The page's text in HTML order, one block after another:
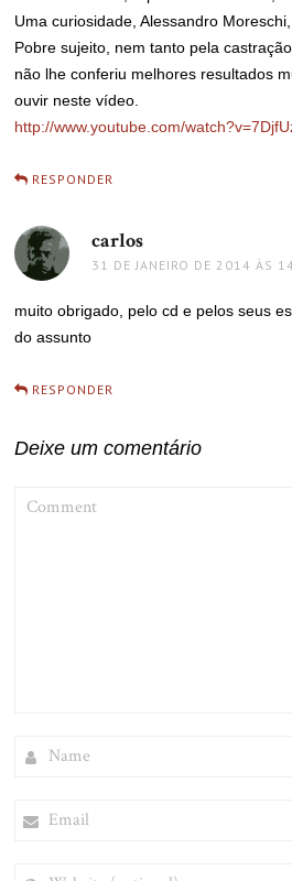
Uma curiosidade, Alessandro
Pobre sujeito, nem tanto pela
não lhe conferiu melhores resultados
ouvir neste vídeo.
http://www.youtube.com/
RESPONDER
carlos
31 DE JANEIRO DE 2014 ÀS
muito obrigado, pelo cd e pelos seus
do assunto
RESPONDER
Deixe um comentário